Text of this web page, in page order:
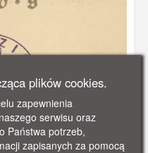
plików cookies.
zapewnienia
serwisu oraz
Państwa potrzeb,
zapisanych za pomocą